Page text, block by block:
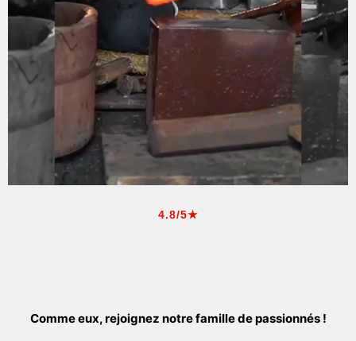
4.8/5★
Comme eux, rejoignez notre famille de passionnés !